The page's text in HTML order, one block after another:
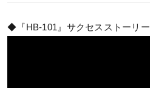
◆『HB-101』サクセスストーリー